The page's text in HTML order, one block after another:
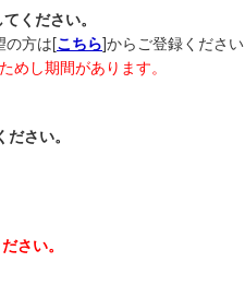
ください。
の方は[こちら]からご登録ください
し期間があります。
さい。
さい。